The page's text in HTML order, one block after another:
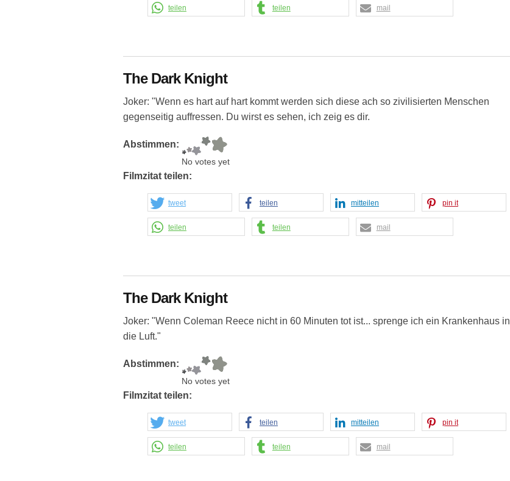
teilen teilen mail
The Dark Knight
Joker: "Wenn es hart auf hart kommt werden sich diese ach so zivilisierten Menschen
gegenseitig auffressen. Du wirst es sehen, ich zeig es dir.
Abstimmen:
No votes yet
Filmzitat teilen:
tweet teilen mitteilen pin it
teilen teilen mail
The Dark Knight
Joker: "Wenn Coleman Reece nicht in 60 Minuten tot ist... sprenge ich ein Krankenhaus in
die Luft."
Abstimmen:
No votes yet
Filmzitat teilen:
tweet teilen mitteilen pin it
teilen teilen mail